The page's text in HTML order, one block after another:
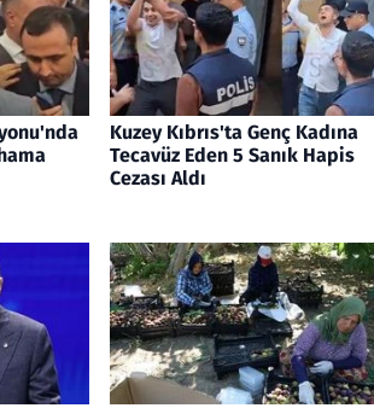
Kuzey Kıbrıs'ta Genç Kadına
Tecavüz Eden 5 Sanık Hapis
Cezası Aldı